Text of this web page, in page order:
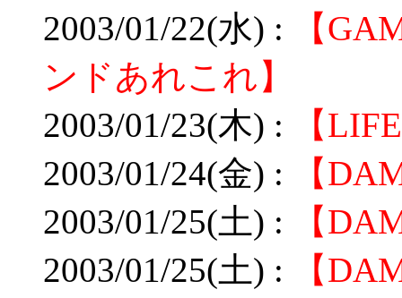
2003/01/22(水) :
【
ンドあれこれ】
2003/01/23(木) :
【
2003/01/24(金) :
【
2003/01/25(土) :
【
2003/01/25(土) :
【